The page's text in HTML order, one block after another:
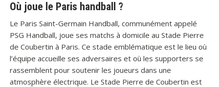
Où joue le Paris handball ?
Le Paris Saint-Germain Handball, communément appelé
PSG Handball, joue ses matchs à domicile au Stade Pierre
de Coubertin à Paris. Ce stade emblématique est le lieu où
l’équipe accueille ses adversaires et où les supporters se
rassemblent pour soutenir les joueurs dans une
atmosphère électrique. Le Stade Pierre de Coubertin est